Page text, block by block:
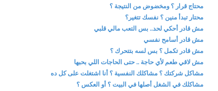
محتاج قرار ؟ ومخضوض من النتيجة ؟
محتار تبدأ منين ؟ نفسك تتغير؟
مش قادر أحكي لحد.. بس التعب مالي قلبي
مش قادر أسامح نفسي
مش قادر تكمل ؟ بس لسه بتتحرك ؟
مش لاقي طعم لأي حاجة .. حتى الحاجات اللي بحبها
مشاكل شركتك ؟ مشاكلك النفسية ؟ أنا اشتغلت على كل ده
مشاكلك في الشغل أصلها في البيت ؟ أو العكس ؟